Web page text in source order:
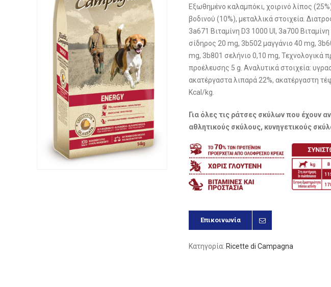
Εξωθημένο καλαμπόκι, χοιρινό λίπος
βοδινού (10%), μεταλλικά στοιχεία.
3a671 Βιταμίνη D3 1000 UI, 3a700
σίδηρος 20 mg, 3b502 μαγγάνιο 40 mg,
mg, 3b801 σελήνιο 0,10 mg, Τεχνολογικά
προέλευσης 5 g. Αναλυτικά στοιχεία:
ακατέργαστα λιπαρά 22%, ακατέργαστη
Kcal/kg.
Για όλες τις ράτσες σκύλων που έχουν
αθλητικούς σκύλους, κυνηγετικούς
Επικοινωνία
Κατηγορία: Ricette di Campagna